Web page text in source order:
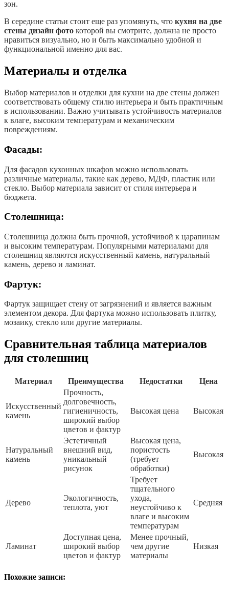
зон.
В середине статьи стоит еще раз упомянуть, что кухня на две
стены дизайн фото которой вы смотрите, должна не просто
нравиться визуально, но и быть максимально удобной и
функциональной именно для вас.
Материалы и отделка
Выбор материалов и отделки для кухни на две стены должен
соответствовать общему стилю интерьера и быть практичным
в использовании. Важно учитывать устойчивость материалов
к влаге, высоким температурам и механическим
повреждениям.
Фасады:
Для фасадов кухонных шкафов можно использовать
различные материалы, такие как дерево, МДФ, пластик или
стекло. Выбор материала зависит от стиля интерьера и
бюджета.
Столешница:
Столешница должна быть прочной, устойчивой к царапинам
и высоким температурам. Популярными материалами для
столешниц являются искусственный камень, натуральный
камень, дерево и ламинат.
Фартук:
Фартук защищает стену от загрязнений и является важным
элементом декора. Для фартука можно использовать плитку,
мозаику, стекло или другие материалы.
Сравнительная таблица материалов
для столешниц
Материал Преимущества Недостатки Цена
Искусственный
камень
Прочность,
долговечность,
гигиеничность,
широкий выбор
цветов и фактур
Высокая цена Высокая
Натуральный
камень
Эстетичный
внешний вид,
уникальный
рисунок
Высокая цена,
пористость
(требует
обработки)
Высокая
Дерево
Экологичность,
теплота, уют
Требует
тщательного
ухода,
неустойчиво к
влаге и высоким
температурам
Средняя
Ламинат
Доступная цена,
широкий выбор
цветов и фактур
Менее прочный,
чем другие
материалы
Низкая
Похожие записи: